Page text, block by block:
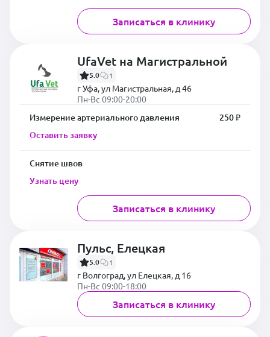
Записаться в клинику
UfaVet на Магистральной
5.0 1
г Уфа, ул Магистральная, д 46
Пн-Вс 09:00-20:00
Измерение артериального давления
250 ₽
Оставить заявку
Снятие швов
Узнать цену
Записаться в клинику
Пульс, Елецкая
5.0 1
г Волгоград, ул Елецкая, д 16
Пн-Вс 09:00-18:00
Записаться в клинику